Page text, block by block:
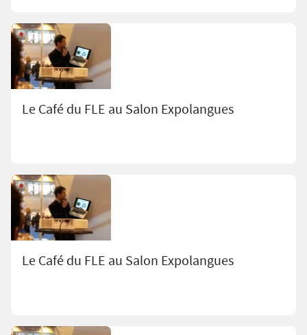
Le Café du FLE au Salon Expolangues
Le Café du FLE au Salon Expolangues